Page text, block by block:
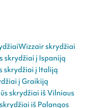
Wizzair skrydžiai
skrydžiai į Ispaniją
skrydžiai į Italiją
į Graikiją
skrydžiai iš Vilniaus
iš Palangos